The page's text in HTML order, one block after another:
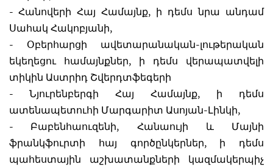
- Հանովերի Հայ Համայնք, ի դեմս նրա անդամ
Սահակ Հակոբյանի,
- Օբերհարցի ավետարանական-լութերական
եկեղեցու համայնքներ, ի դեմս վերապատվելի
տիկին Աստրիդ Շվերդտֆեգերի
- Նյուրենբերգի Հայ Համայնք, ի դեմս
ատենապետուհի Մարգարիտ Ասոյան-Լինկի,
- Բաբենհաուզենի, Հանաույի և Մայնի
ֆրանկֆուրտի հայ գործընկերներ, ի դեմս
պահեստային աշխատանքների կազմակերպիչ